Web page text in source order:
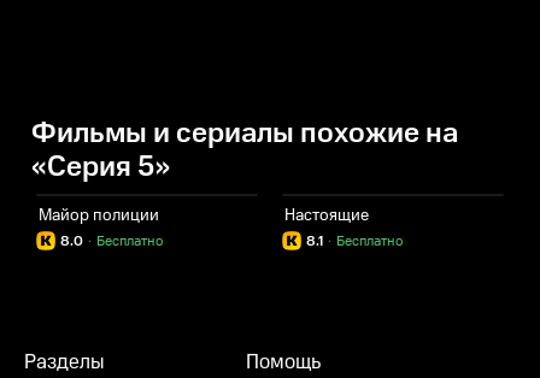
Фильмы и сериалы похожие на
«Серия 5»
Майор полиции
8.0 Бесплатно
·
Настоящие
8.1 Бесплатно
·
Разделы Помощь